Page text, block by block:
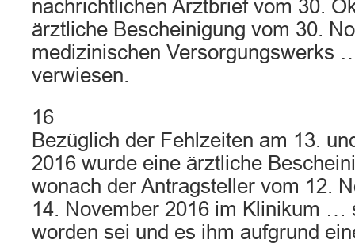
nachrichtlichen Arztbrief vom 30.
ärztliche Bescheinigung vom 30.
medizinischen
verwiesen.
16
Bezüglich der Fehlzeiten am 13.
2016 wurde eine ärztliche
wonach der Antragsteller vom 12.
14. November 2016 im Klinikum …
worden sei und es ihm aufgrund